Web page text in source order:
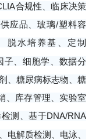
合规性、临床决策
应品、玻璃/塑料容
脱水培养基、定制
子、细胞学、数据分
、糖尿病标志物、糖
、库存管理、实验室
测、基于DNA/RNA
电解质检测、电泳、